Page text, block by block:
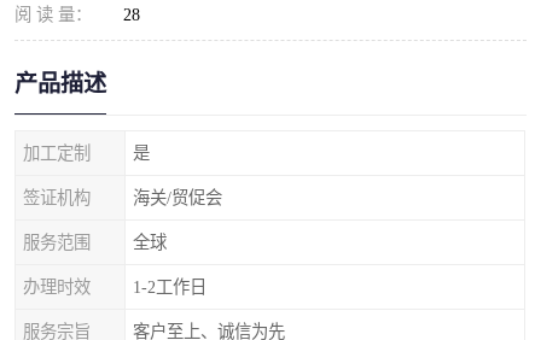
阅 读 量： 28
产品描述
加工定制 是
签证机构 海关/贸促会
服务范围 全球
办理时效 1-2工作日
服务宗旨 客户至上、诚信为先